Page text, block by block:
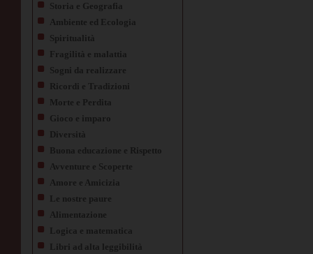
Storia e Geografia
Ambiente ed Ecologia
Spiritualità
Fragilità e malattia
Sogni da realizzare
Ricordi e Tradizioni
Morte e Perdita
Gioco e imparo
Diversità
Buona educazione e Rispetto
Avventure e Scoperte
Amore e Amicizia
Le nostre paure
Alimentazione
Logica e matematica
Libri ad alta leggibilità